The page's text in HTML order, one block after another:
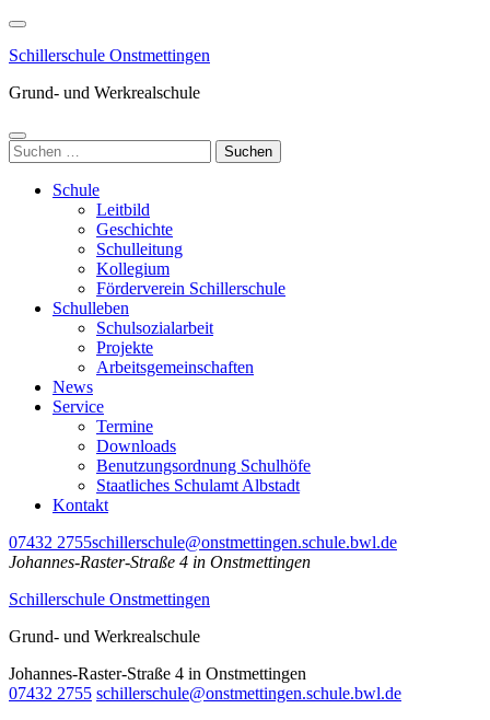
Zum
springen
drücken)
Schillerschule Onstmettingen
Grund- und Werkrealschule
Suchen
nach:
Schule
Leitbild
Geschichte
Schulleitung
Kollegium
Förderverein Schillerschule
Schulleben
Schulsozialarbeit
Projekte
Arbeitsgemeinschaften
News
Service
Termine
Downloads
Benutzungsordnung Schulhöfe
Staatliches Schulamt Albstadt
Kontakt
07432 2755schillerschule@onstmettingen.schule.bwl.de
Johannes-Raster-Straße 4 in Onstmettingen
Schillerschule Onstmettingen
Grund- und Werkrealschule
Johannes-Raster-Straße 4 in Onstmettingen
07432 2755 schillerschule@onstmettingen.schule.bwl.de